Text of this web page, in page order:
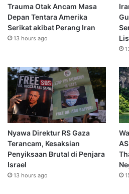
Trauma Otak Ancam Masa
Depan Tentara Amerika
Serikat akibat Perang Iran
13 hours ago
Nyawa Direktur RS Gaza
Terancam, Kesaksian
Penyiksaan Brutal di Penjara
Israel
13 hours ago